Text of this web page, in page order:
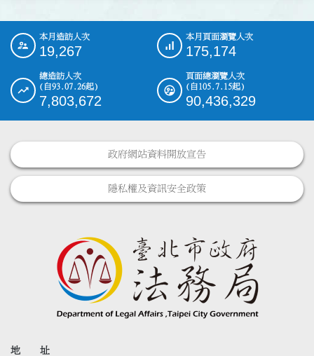
::: 本月造訪人次
19,267
本月頁面瀏覽人次
175,174
總造訪人次
(自93.07.26起)
7,803,672
頁面總瀏覽人次
(自105.7.15起)
90,436,329
政府網站資料開放宣告
隱私權及資訊安全政策
地 址